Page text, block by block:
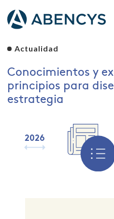
Actualidad
Conocimientos y
principios para
estrategia
2026 2024 2023